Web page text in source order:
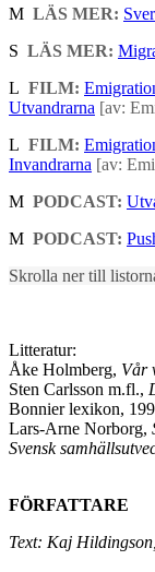
M LÄS MER:
S LÄS MER:
L FILM:
Utvandrarna [av:
L FILM:
Invandrarna [av:
M PODCAST:
M PODCAST:
Skrolla ner till
Litteratur:
Åke Holmberg, Vår
Sten Carlsson m.fl.,
Bonnier lexikon,
Lars-Arne Norborg,
Svensk
FÖRFATTARE
Text: Kaj